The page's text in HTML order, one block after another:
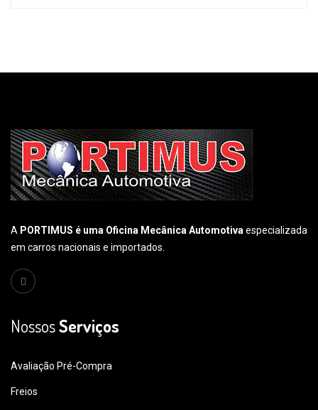
A PORTIMUS é uma Oficina Mecânica Automotiva especializada
em carros nacionais e importados.
NossosServiços
Avaliação Pré-Compra
Freios